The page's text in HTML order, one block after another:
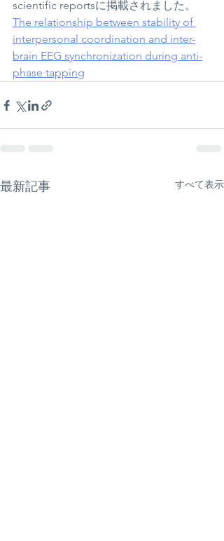
scientific reportsに掲載されました。
The relationship between stability of
interpersonal coordination and inter-
brain EEG synchronization during anti-
phase tapping
最新記事 すべて表示